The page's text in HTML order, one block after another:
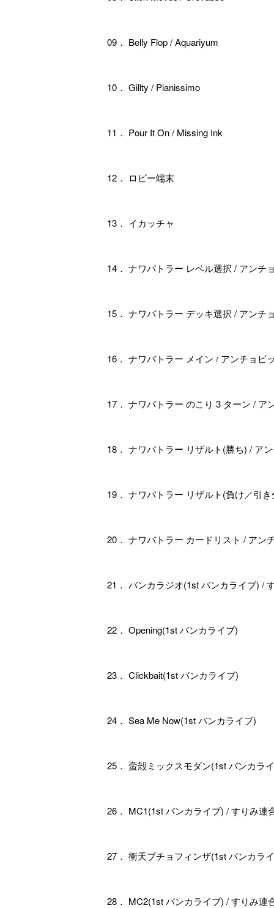
09． Belly Flop / Aquariyum
10． Gillty / Pianissimo
11． Pour It On / Missing Ink
12． ロビー端末
13． イカッチャ
14． ナワバトラー レベル選択 / アンチ
15． ナワバトラー デッキ選択 / アンチ
16． ナワバトラー メイン / アンチョビ
17． ナワバトラー のこり 3 ターン / ア
18． ナワバトラー リザルト(勝ち) / ア
19． ナワバトラー リザルト(負け／引
20． ナワバトラー カードリスト / アン
21． バンカラジオ(1st バンカライブ) /
22． Opening(1st バンカライブ)
23． Clickbait(1st バンカライブ)
24． Sea Me Now(1st バンカライブ)
25． 蛮殻ミックスモダン(1st バンカラ
26． MC1(1st バンカライブ) / すりみ連
27． 衝天プチョフィンザ(1st バンカラ
28． MC2(1st バンカライブ) / すりみ連